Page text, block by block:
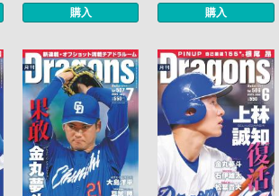
購入 購入